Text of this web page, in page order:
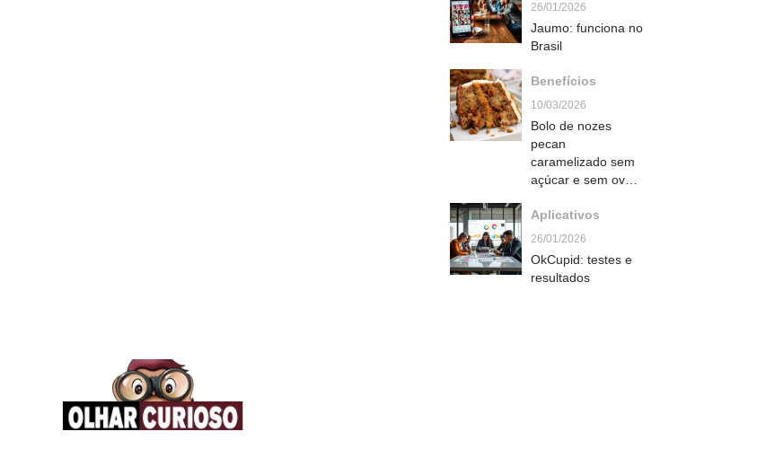
26/01/2026
Jaumo: funciona no
Brasil
Benefícios
10/03/2026
Bolo de nozes
pecan
caramelizado sem
açúcar e sem ovo
irresistível
naturalmente doce
Aplicativos
26/01/2026
OkCupid: testes e
resultados